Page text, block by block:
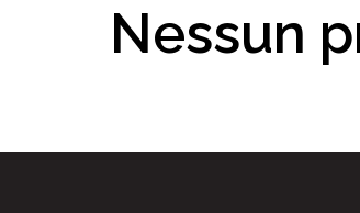
Nessun